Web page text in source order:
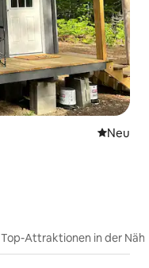
Neue
Neu
Top-Attraktionen in der